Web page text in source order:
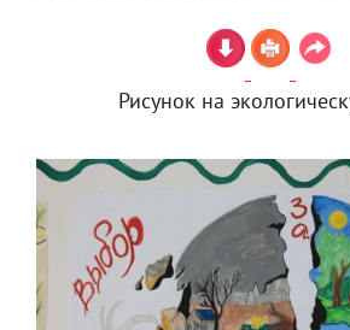
Рисунок на